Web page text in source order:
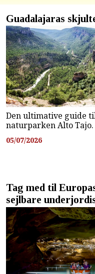
Guadalajaras
Den ultimative guide
naturparken Alto Tajo.
05/07/2026
Tag med til
sejlbare